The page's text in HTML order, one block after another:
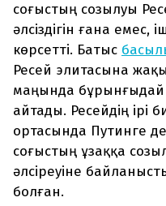
соғыстың созылуы
әлсіздігін ғана емес,
көрсетті. Батыс
Ресей элитасына
маңында бұрынғыдай
айтады. Ресейдің ірі
ортасында Путинге
соғыстың ұзаққа
әлсіреуіне
болған.